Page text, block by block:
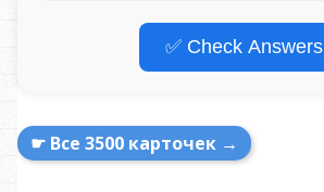
✅ Check Answers
☛ Все 3500 карточек →